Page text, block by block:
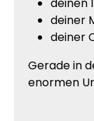
deiner
deiner
Gerade in
enormen